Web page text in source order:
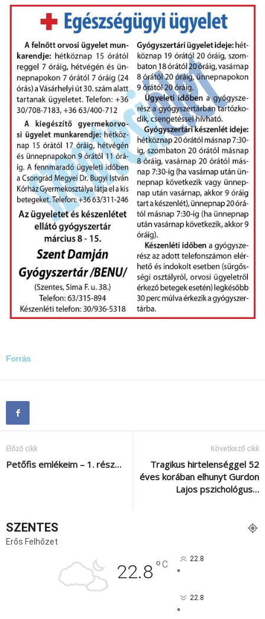
Forrás
Előző cikk
Petőfis emlékeim – 1. rész…
Következő cikk
Tragikus hirtelenséggel 52
éves korában elhunyt Gurdon
Lajos pszichológus…
SZENTES
Erős Felhőzet
22.8°C 22.8
°
22.8
°